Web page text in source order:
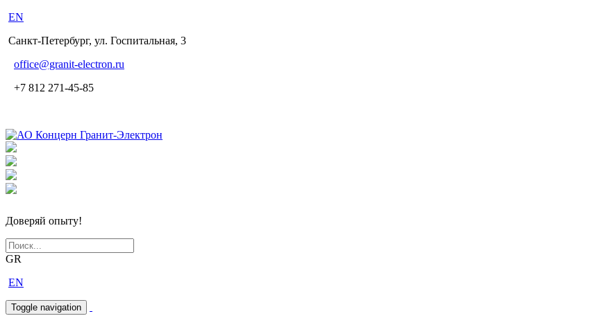
EN
Санкт-Петербург, ул. Госпитальная, 3
office@granit-electron.ru
+7 812 271-45-85
Доверяй опыту!
GR
EN
Toggle navigation